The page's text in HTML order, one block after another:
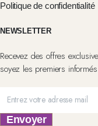
Politique de confidentialité
NEWSLETTER
Recevez des offres
soyez les premiers
Envoyer